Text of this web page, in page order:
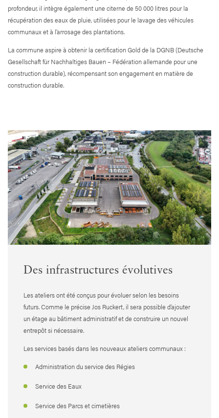
profondeur, il intègre également une citerne de 50 000 litres pour la
récupération des eaux de pluie, utilisées pour le lavage des véhicules
communaux et à l’arrosage des plantations.
La commune aspire à obtenir la certification Gold de la DGNB (Deutsche
Gesellschaft für Nachhaltiges Bauen – Fédération allemande pour une
construction durable), récompensant son engagement en matière de
construction durable.
Des infrastructures évolutives
Les ateliers ont été conçus pour évoluer selon les besoins
futurs. Comme le précise Jos Ruckert, il sera possible d’ajouter
un étage au bâtiment administratif et de construire un nouvel
entrepôt si nécessaire.
Les services basés dans les nouveaux ateliers communaux :
Administration du service des Régies
Service des Eaux
Service des Parcs et cimetières